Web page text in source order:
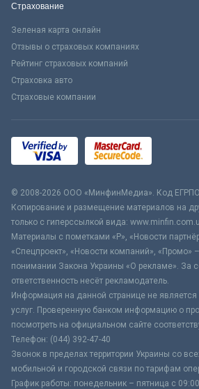
Страхование
Зеленая карта онлайн
Отзывы о страховых компаниях
Рейтинг страховых компаний
Страховка авто
Страховые компании
© 2008-2026 ООО «МинфинМедиа». Код
Копирование и размещение материалов на
только с гиперссылкой вида:
Материалы с пометками «Р», «Новости
«Спецпроект», «Новости компаний», «Промо»
понимании Закона Украины «О рекламе». За
ответственность несёт рекламодатель.
Информация на данной странице не
услуг. Проверенную банком информацию о
посмотреть на официальном сайте
Телефон: (044) 392-47-40
Звонок в пределах территории Украины со
мобильной и городской связи по тарифам
График работы: понедельник – пятница с